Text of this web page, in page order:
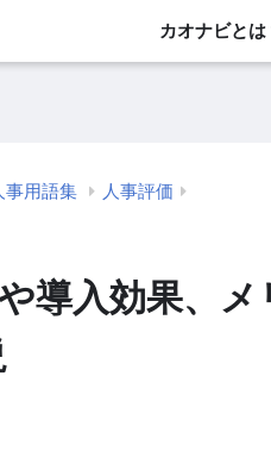
カオナビとは
事用語集 人事評価
導入効果、